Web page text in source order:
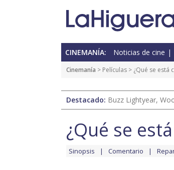
CINEMANÍA: Noticias de cine
Cinemanía > Películas > ¿Qué se está
Destacado: Buzz Lightyear,
¿Qué se
Sinopsis Comentario